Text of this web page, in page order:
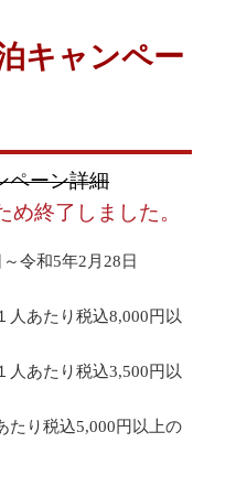
キャンペー
ペーン詳細
終了しました。
令和5年2月28日
あたり税込8,000円以
あたり税込3,500円以
り税込5,000円以上の